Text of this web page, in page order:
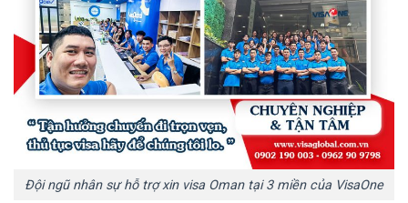
Đội ngũ nhân sự hỗ trợ xin visa Oman tại 3 miền của VisaOne